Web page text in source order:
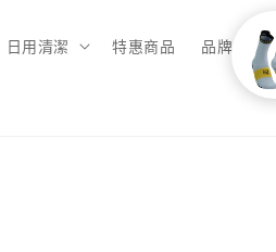
日用清潔 特惠商品 品牌總覽